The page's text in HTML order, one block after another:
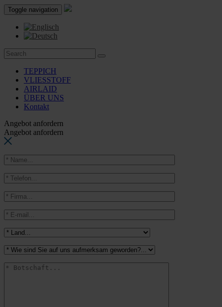
Toggle navigation
TEPPICH
VLIESSTOFF
AIRLAID
ÜBER UNS
Kontakt
Angebot anfordern
Angebot anfordern